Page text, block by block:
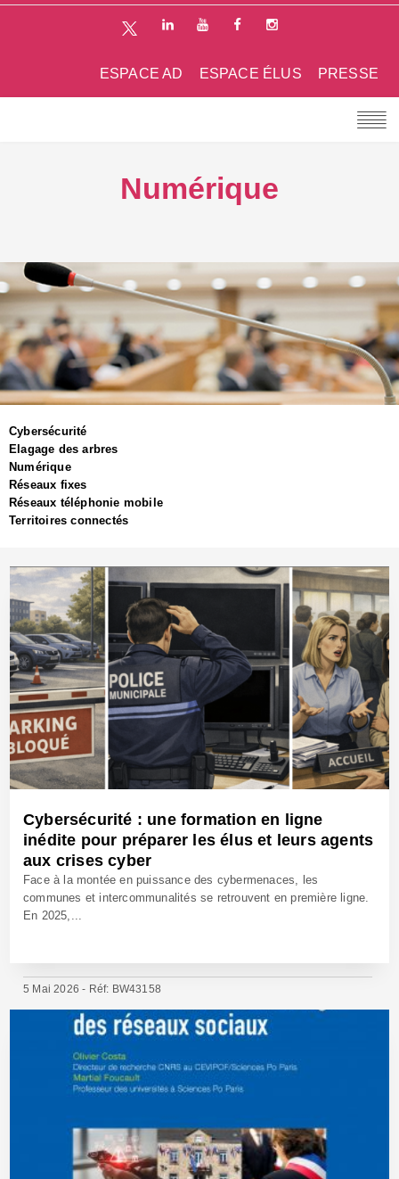
PRESSE
ESPACE ÉLUS
ESPACE AD
Numérique
Cybersécurité
Elagage des arbres
Numérique
Réseaux fixes
Réseaux téléphonie mobile
Territoires connectés
Cybersécurité : une formation en ligne
inédite pour préparer les élus et leurs agents
aux crises cyber
Face à la montée en puissance des cybermenaces, les
communes et intercommunalités se retrouvent en première ligne.
En 2025,...
5 Mai 2026 - Réf: BW43158